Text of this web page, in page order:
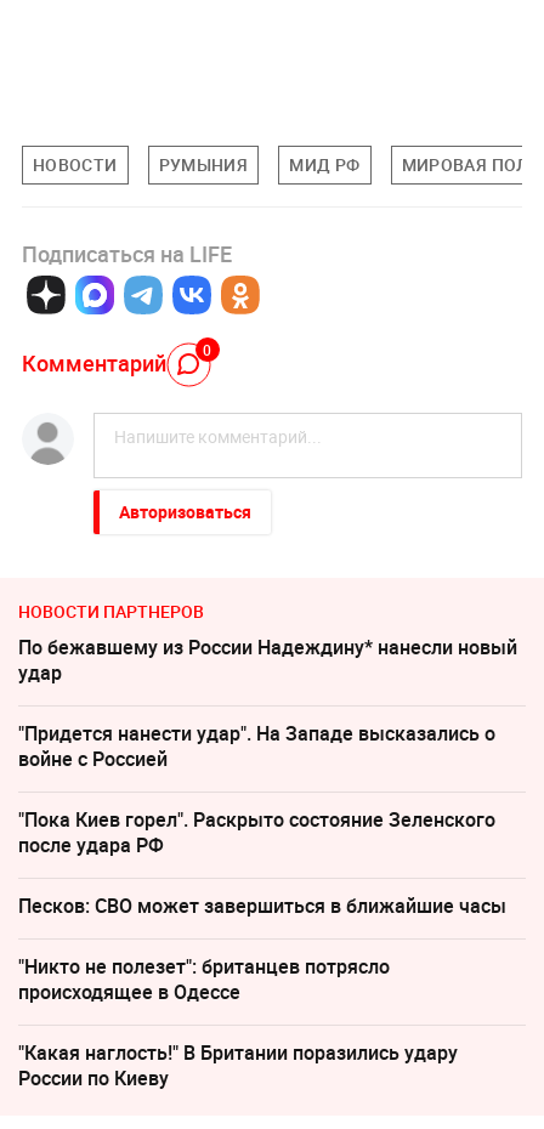
НОВОСТИ РУМЫНИЯ МИД РФ МИРОВАЯ
Подписаться на LIFE
Комментарий 0
Авторизоваться
НОВОСТИ ПАРТНЕРОВ
По бежавшему из России Надеждину* нанесли новый
удар
"Придется нанести удар". На Западе высказались о
войне с Россией
"Пока Киев горел". Раскрыто состояние Зеленского
после удара РФ
Песков: СВО может завершиться в ближайшие часы
"Никто не полезет": британцев потрясло
происходящее в Одессе
"Какая наглость!" В Британии поразились удару
России по Киеву